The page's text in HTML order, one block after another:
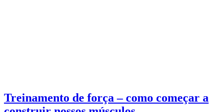
Treinamento de força – como começar a